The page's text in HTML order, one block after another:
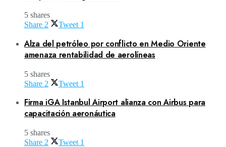
5 shares
Share 2 Tweet 1
Alza del petróleo por conflicto en Medio Oriente
amenaza rentabilidad de aerolíneas
5 shares
Share 2 Tweet 1
Firma iGA Istanbul Airport alianza con Airbus para
capacitación aeronáutica
5 shares
Share 2 Tweet 1